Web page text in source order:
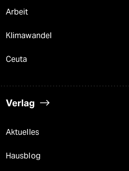
Arbeit
Klimawandel
Ceuta
Verlag
Aktuelles
Hausblog